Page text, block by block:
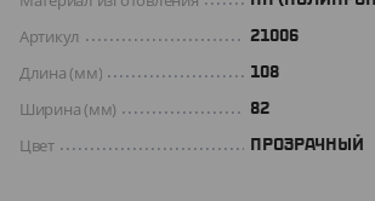
Артикул 21006
Длина (мм) 108
Ширина (мм) 82
Цвет ПРОЗРАЧНЫЙ